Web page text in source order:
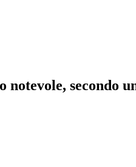
notevole, secondo